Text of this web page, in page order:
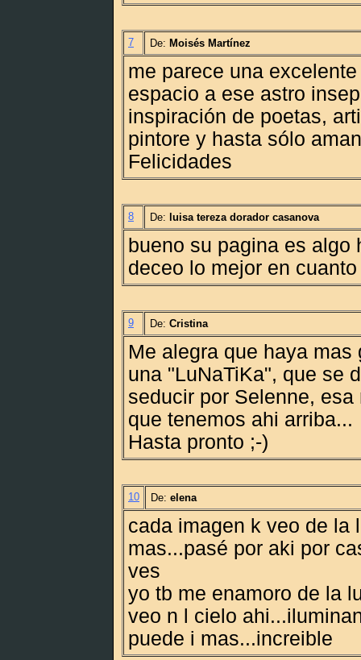
7 De: Moisés Martínez
me parece una
espacio a ese astro
inspiración de poetas,
pintore y hasta sólo
Felicidades
8 De: luisa tereza dorador casanova
bueno su pagina es algo
deceo lo mejor en
9 De: Cristina
Me alegra que haya mas
una "LuNaTiKa", que se
seducir por Selenne,
que tenemos ahi arriba...
Hasta pronto ;-)
10 De: elena
cada imagen k veo de la
mas...pasé por aki por
ves
yo tb me enamoro de la
veo n l cielo
puede i mas...increible